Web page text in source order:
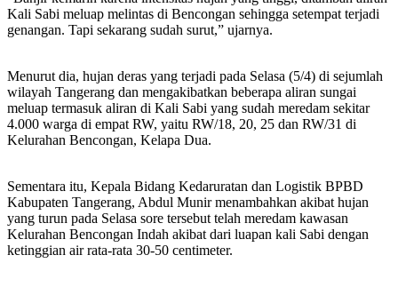
Kali Sabi meluap melintas di Bencongan sehingga setempat terjadi
genangan. Tapi sekarang sudah surut,” ujarnya.
Menurut dia, hujan deras yang terjadi pada Selasa (5/4) di sejumlah
wilayah Tangerang dan mengakibatkan beberapa aliran sungai
meluap termasuk aliran di Kali Sabi yang sudah meredam sekitar
4.000 warga di empat RW, yaitu RW/18, 20, 25 dan RW/31 di
Kelurahan Bencongan, Kelapa Dua.
Sementara itu, Kepala Bidang Kedaruratan dan Logistik BPBD
Kabupaten Tangerang, Abdul Munir menambahkan akibat hujan
yang turun pada Selasa sore tersebut telah meredam kawasan
Kelurahan Bencongan Indah akibat dari luapan kali Sabi dengan
ketinggian air rata-rata 30-50 centimeter.